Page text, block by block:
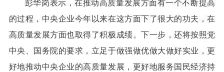
彭华岗表示，在推动高质量发展方面有一个不断提高
的过程，中央企业今年以来在这方面下了很大的功夫，在
高质量发展方面也取得了积极成绩。下一步，还将按照党
中央、国务院的要求，立足于做强做优做大做好实业，更
好地推动中央企业的高质量发展，更好地服务国民经济持